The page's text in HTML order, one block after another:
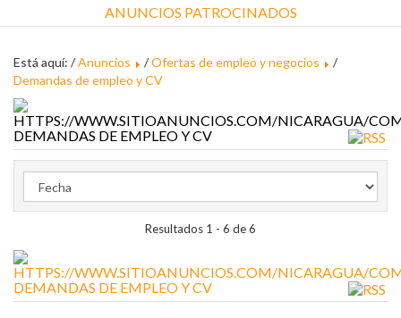
ANUNCIOS PATROCINADOS
Está aquí: /Anuncios /Ofertas de empleo y negocios
/
Demandas de empleo y CV
DEMANDAS DE EMPLEO Y CV
Resultados 1 - 6 de 6
DEMANDAS DE EMPLEO Y CV